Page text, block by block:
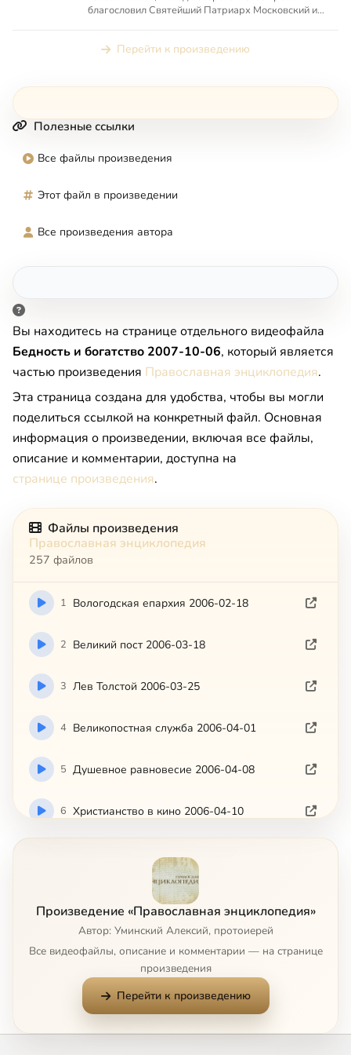
благословил Святейший Патриарх Московский и
Перейти к произведению
Полезные ссылки
Все файлы произведения
Этот файл в произведении
Все произведения автора
Вы находитесь на странице отдельного видеофайла
Бeднocть и бoгaтcтвo 2007-10-06, который является
частью произведения Православная энциклопедия.
Эта страница создана для удобства, чтобы вы могли
поделиться ссылкой на конкретный файл. Основная
информация о произведении, включая все файлы,
описание и комментарии, доступна на
странице произведения.
Файлы произведения
Православная энциклопедия
257 файлов
1 Вологодская епархия 2006-02-18
2 Великий пост 2006-03-18
3 Лев Толстой 2006-03-25
4 Великопостная служба 2006-04-01
5 Душевное равновесие 2006-04-08
6 Христианство в кино 2006-04-10
Разное 2006-04-22
Достоевский в кино и театре 2006-04-29
Брошенные дети 2006-05-13
Ярославская епархия 2006-05-20
Произведение «Православная энциклопедия»
Автор: Уминский Алексий, протоиерей
Все видеофайлы, описание и комментарии — на странице
произведения
Перейти к произведению